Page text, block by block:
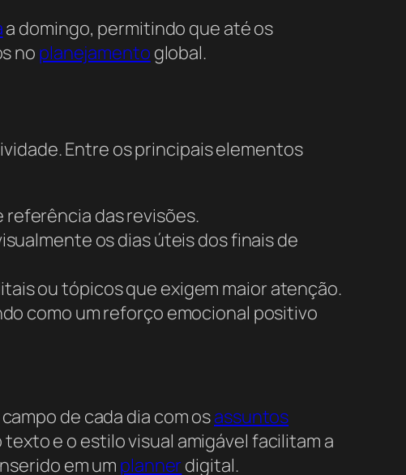
a domingo, permitindo que até os
no planejamento global.
Entre os principais elementos
referência das revisões.
os dias úteis dos finais de
ou tópicos que exigem maior atenção.
como um reforço emocional positivo
de cada dia com osassuntos
e o estilo visual amigável facilitam a
em um planner digital.